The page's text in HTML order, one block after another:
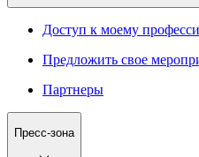
Доступ к моему
Предложить свое
Партнеры
Пресс-зона